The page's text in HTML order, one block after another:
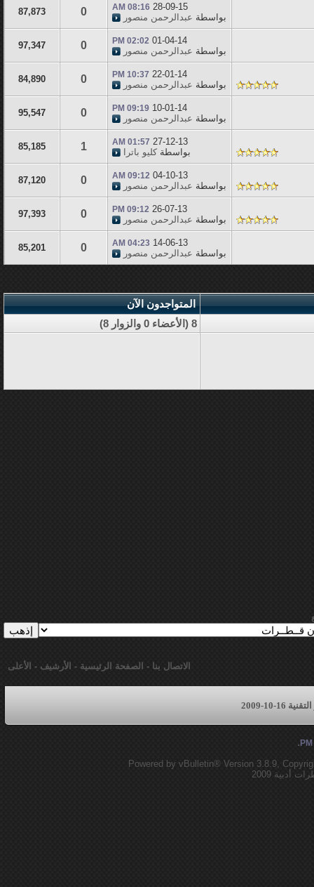
28-09-15
08:16 AM
بواسطة عبدالرحمن منصور 0
87,873
01-04-14
02:02 PM
بواسطة عبدالرحمن منصور 0
97,347
22-01-14
10:37 PM
بواسطة عبدالرحمن منصور 0
84,890
10-01-14
09:19 PM
بواسطة عبدالرحمن منصور 0
95,547
27-12-13
01:57 AM
بواسطة كليو باترا 1
85,185
04-10-13
09:12 AM
بواسطة عبدالرحمن منصور 0
87,120
26-07-13
09:12 PM
بواسطة عبدالرحمن منصور 0
97,393
14-06-13
04:23 AM
بواسطة عبدالرحمن منصور 0
85,201
المتواجدون الآن
8 (الأعضاء 0 والزوار 8)
الاتصال بنا - الصفحة الرئيسية - الأرشيف - الأعلى
10-2009
.
Powered by vBulletin® Version 3.8.9,
2009